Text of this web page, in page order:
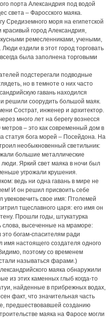
порта Александрия под водой
света – Фаросского маяка.
Средиземного моря на египетской
город Александрия,
ремесленниками, учеными,
ездили в этот город торговать
была заполнена торговыми
подстерегали подводные
но в темноте о них часто
гавань находился
решили соорудить большой маяк.
Сострат, инженер и архитектор.
много лет на берегу вознесся
– это как современный дом в
статуя бога морей – Посейдона. На
необыкновенный светильник:
большие металлические
Яркий свет маяка в ночи был
угрожали крушения.
ведь ни одна гавань в мире не
И он решил присвоить себе
увековечить свое имя: Птолемей
тщеславного царя: его имя он
Прошли годы, штукатурка
слова, высеченные на мраморе:
богам-спасителям ради
имя настоящего создателя одного
поэтому со временем
называться фарами.)
маяка обнаружили
из этих каменных глыб когда-то
найденные в прибрежных водах,
факт, что значительная часть
предшествовавшей созданию
маяка на Фаросе могли